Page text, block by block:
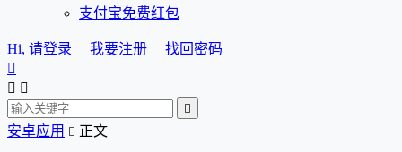
支付宝免费红包
Hi, 请登录 我要注册
找回密码

 

安卓应用  正文